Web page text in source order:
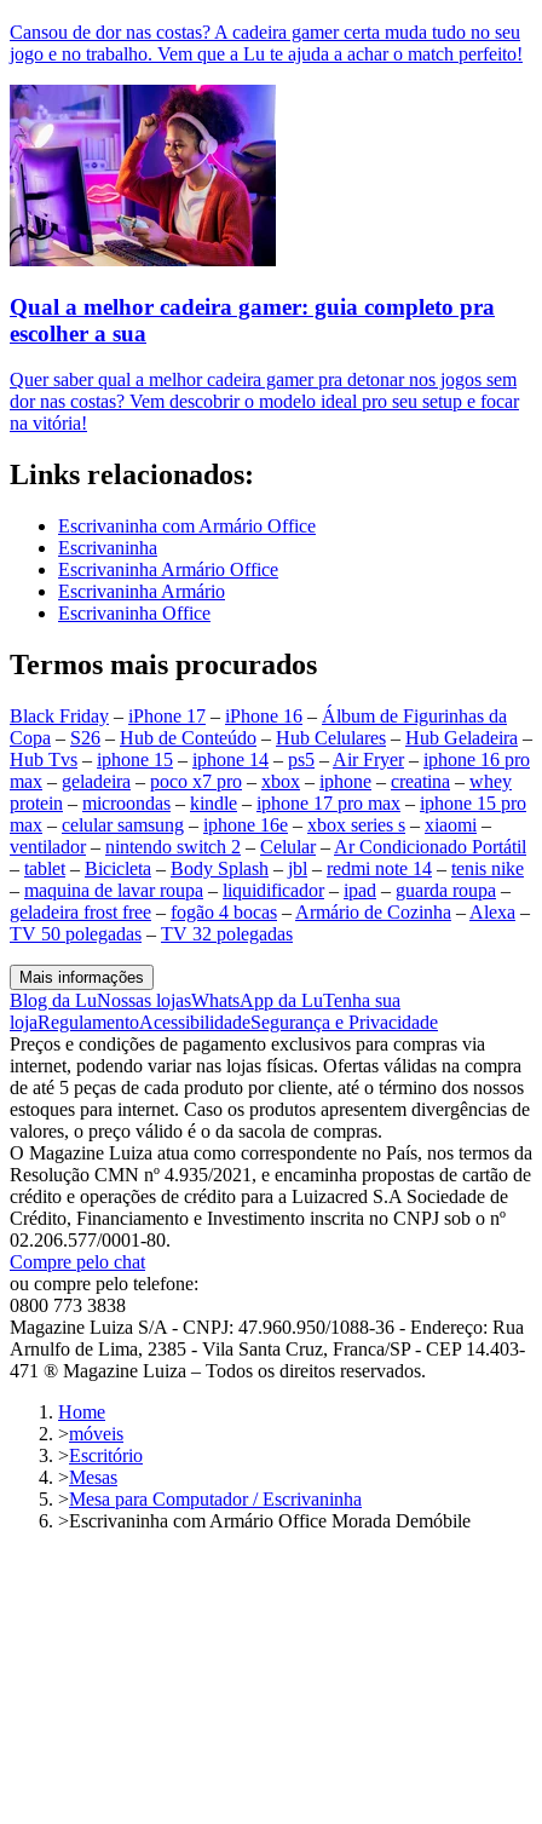
Cansou de dor nas costas? A cadeira gamer certa muda tudo no seu
jogo e no trabalho. Vem que a Lu te ajuda a achar o match perfeito!
Qual a melhor cadeira gamer: guia completo pra
escolher a sua
Quer saber qual a melhor cadeira gamer pra detonar nos jogos sem
dor nas costas? Vem descobrir o modelo ideal pro seu setup e focar
na vitória!
Links relacionados:
Escrivaninha com Armário Office
Escrivaninha
Escrivaninha Armário Office
Escrivaninha Armário
Escrivaninha Office
Termos mais procurados
Black Friday – iPhone 17 – iPhone 16 – Álbum de Figurinhas da
Copa – S26 – Hub de Conteúdo – Hub Celulares – Hub Geladeira –
Hub Tvs – iphone 15 – iphone 14 – ps5 – Air Fryer– iphone 16 pro
max – geladeira – poco x7 pro – xbox – iphone – creatina – whey
protein – microondas – kindle – iphone 17 pro max – iphone 15 pro
max – celular samsung – iphone 16e – xbox series s – xiaomi –
ventilador– nintendo switch 2 – Celular– Ar Condicionado Portátil
– tablet – Bicicleta – Body Splash – jbl – redmi note 14 – tenis nike
– maquina de lavar roupa – liquidificador– ipad – guarda roupa –
geladeira frost free – fogão 4 bocas – Armário de Cozinha – Alexa –
TV 50 polegadas – TV 32 polegadas
Mais informações
Blog da LuNossas lojasWhatsApp da LuTenha sua
lojaRegulamentoAcessibilidadeSegurança e Privacidade
Preços e condições de pagamento exclusivos para compras via
internet, podendo variar nas lojas físicas. Ofertas válidas na compra
de até 5 peças de cada produto por cliente, até o término dos nossos
estoques para internet. Caso os produtos apresentem divergências de
valores, o preço válido é o da sacola de compras.
O Magazine Luiza atua como correspondente no País, nos termos da
Resolução CMN nº 4.935/2021, e encaminha propostas de cartão de
crédito e operações de crédito para a Luizacred S.A Sociedade de
Crédito, Financiamento e Investimento inscrita no CNPJ sob o nº
02.206.577/0001-80.
Compre pelo chat
ou compre pelo telefone:
0800 773 3838
Magazine Luiza S/A - CNPJ: 47.960.950/1088-36 - Endereço: Rua
Arnulfo de Lima, 2385 - Vila Santa Cruz, Franca/SP - CEP 14.403-
471 ® Magazine Luiza – Todos os direitos reservados.
Home
>móveis
>Escritório
>Mesas
>Mesa para Computador / Escrivaninha
>Escrivaninha com Armário Office Morada Demóbile